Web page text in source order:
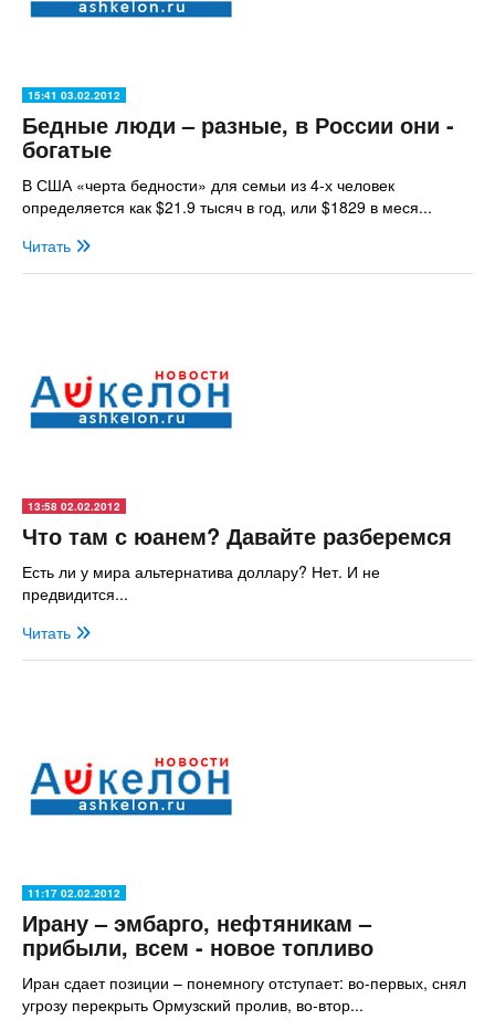
15:41 03.02.2012
Бедные люди – разные, в России они -
богатые
В США «черта бедности» для семьи из 4-х человек
определяется как $21.9 тысяч в год, или $1829 в меся...
Читать
13:58 02.02.2012
Что там с юанем? Давайте разберемся
Есть ли у мира альтернатива доллару? Нет. И не
предвидится...
Читать
11:17 02.02.2012
Ирану – эмбарго, нефтяникам –
прибыли, всем - новое топливо
Иран сдает позиции – понемногу отступает: во-первых, снял
угрозу перекрыть Ормузский пролив, во-втор...